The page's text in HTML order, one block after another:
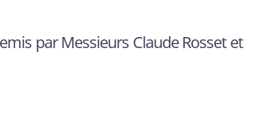
par Messieurs Claude Rosset et